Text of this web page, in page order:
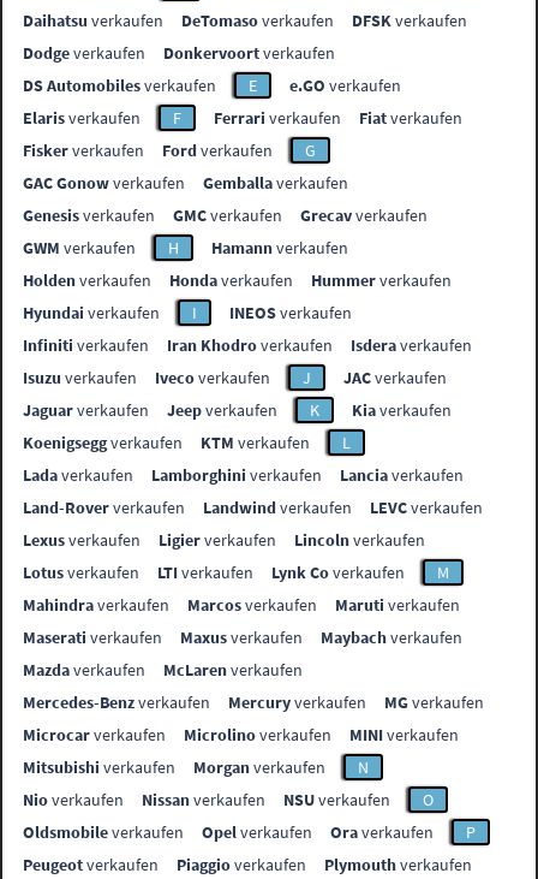
Daihatsu verkaufen DeTomasoverkaufen DFSKverkaufen
Dodgeverkaufen Donkervoortverkaufen
DS Automobilesverkaufen E e.GO verkaufen
Elarisverkaufen F Ferrari verkaufen Fiatverkaufen
Fiskerverkaufen Fordverkaufen
G
GAC Gonowverkaufen Gemballaverkaufen
Genesisverkaufen GMCverkaufen Grecavverkaufen
GWM verkaufen H Hamannverkaufen
Holdenverkaufen Hondaverkaufen Hummerverkaufen
Hyundai verkaufen I INEOSverkaufen
Infiniti verkaufen Iran Khodroverkaufen Isderaverkaufen
Isuzu verkaufen Ivecoverkaufen J JACverkaufen
Jaguarverkaufen Jeepverkaufen K Kiaverkaufen
Koenigseggverkaufen KTM verkaufen
L
Ladaverkaufen Lamborghini verkaufen Lanciaverkaufen
Land-Roververkaufen Landwindverkaufen LEVCverkaufen
Lexusverkaufen Ligierverkaufen Lincolnverkaufen
Lotusverkaufen LTIverkaufen Lynk Coverkaufen
M
Mahindraverkaufen Marcosverkaufen Maruti verkaufen
Maserati verkaufen Maxusverkaufen Maybachverkaufen
Mazdaverkaufen McLarenverkaufen
Mercedes-Benzverkaufen Mercuryverkaufen MGverkaufen
Microcarverkaufen Microlinoverkaufen MINIverkaufen
Mitsubishi verkaufen Morganverkaufen
N
Nioverkaufen Nissanverkaufen NSUverkaufen
O
Oldsmobileverkaufen Opelverkaufen Oraverkaufen
P
Peugeotverkaufen Piaggioverkaufen Plymouthverkaufen